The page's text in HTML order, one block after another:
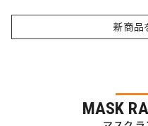
新商品
MASK